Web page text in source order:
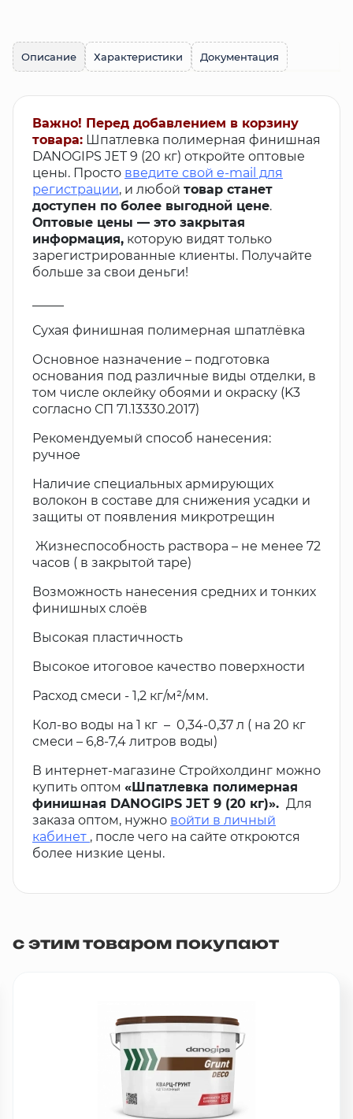
Описание Характеристики Документация
Важно! Перед добавлением в корзину
товара: Шпатлевка полимерная финишная
DANOGIPS JET 9 (20 кг) откройте оптовые
цены. Просто введите свой e-mail для
регистрации, и любой товар станет
доступен по более выгодной цене.
Оптовые цены — это закрытая
информация, которую видят только
зарегистрированные клиенты. Получайте
больше за свои деньги!
Сухая финишная полимерная шпатлёвка
Основное назначение – подготовка
основания под различные виды отделки, в
том числе оклейку обоями и окраску (K3
согласно СП 71.13330.2017)
Рекомендуемый способ нанесения:
ручное
Наличие специальных армирующих
волокон в составе для снижения усадки и
защиты от появления микротрещин
Жизнеспособность раствора – не менее 72
часов ( в закрытой таре)
Возможность нанесения средних и тонких
финишных слоёв
Высокая пластичность
Высокое итоговое качество поверхности
Расход смеси - 1,2 кг/м²/мм.
Кол-во воды на 1 кг – 0,34-0,37 л ( на 20 кг
смеси – 6,8-7,4 литров воды)
В интернет-магазине Стройхолдинг можно
купить оптом «Шпатлевка полимерная
финишная DANOGIPS JET 9 (20 кг)». Для
заказа оптом, нужно войти в личный
кабинет , после чего на сайте откроются
более низкие цены.
с этим товаром покупают